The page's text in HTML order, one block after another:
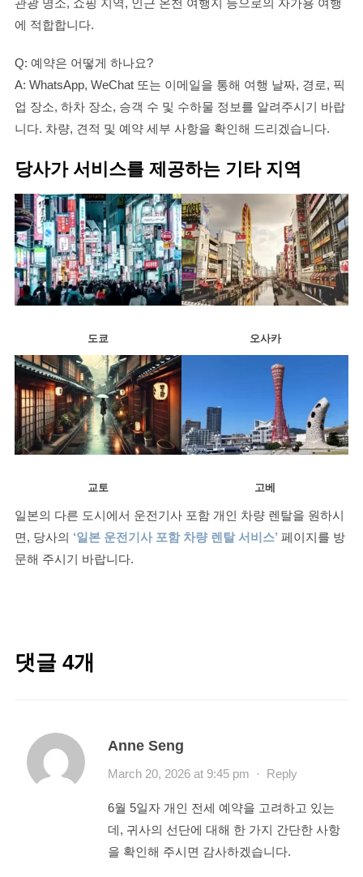
관광 명소, 쇼핑 지역, 인근 온천 여행지 등으로의 자가용 여행
에 적합합니다.
Q: 예약은 어떻게 하나요?
A: WhatsApp, WeChat 또는 이메일을 통해 여행 날짜, 경로, 픽
업 장소, 하차 장소, 승객 수 및 수하물 정보를 알려주시기 바랍
니다. 차량, 견적 및 예약 세부 사항을 확인해 드리겠습니다.
당사가 서비스를 제공하는 기타 지역
도쿄 오사카
교토 고베
일본의 다른 도시에서 운전기사 포함 개인 차량 렌탈을 원하시
면, 당사의 ‘일본 운전기사 포함 차량 렌탈 서비스’ 페이지를 방
문해 주시기 바랍니다.
댓글 4개
Anne Seng
March 20, 2026 at 9:45 pm · Reply
6월 5일자 개인 전세 예약을 고려하고 있는
데, 귀사의 선단에 대해 한 가지 간단한 사항
을 확인해 주시면 감사하겠습니다.